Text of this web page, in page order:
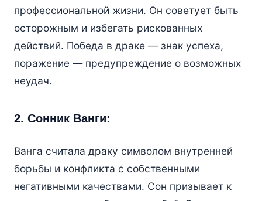
профессиональной жизни. Он советует быть
осторожным и избегать рискованных
действий. Победа в драке — знак успеха,
поражение — предупреждение о возможных
неудач.
2. Сонник Ванги:
Ванга считала драку символом внутренней
борьбы и конфликта с собственными
негативными качествами. Сон призывает к